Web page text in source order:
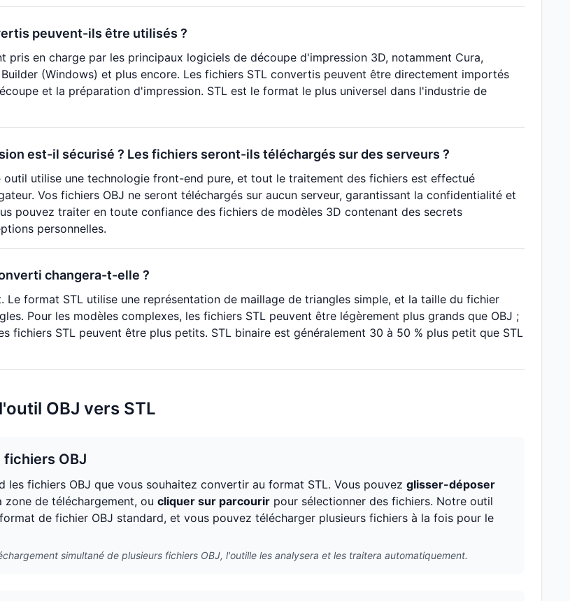
peuvent-ils être utilisés ?
pris en charge par les principaux logiciels de découpe d'impression 3D, notamment Cura,
(Windows) et plus encore. Les fichiers STL convertis peuvent être directement importés
et la préparation d'impression. STL est le format le plus universel dans l'industrie de
est-il sécurisé ? Les fichiers seront-ils téléchargés sur des serveurs ?
outil utilise une technologie front-end pure, et tout le traitement des fichiers est effectué
Vos fichiers OBJ ne seront téléchargés sur aucun serveur, garantissant la confidentialité et
pouvez traiter en toute confiance des fichiers de modèles 3D contenant des secrets
personnelles.
changera-t-elle ?
Le format STL utilise une représentation de maillage de triangles simple, et la taille du fichier
Pour les modèles complexes, les fichiers STL peuvent être légèrement plus grands que OBJ ;
fichiers STL peuvent être plus petits. STL binaire est généralement 30 à 50 % plus petit que STL
OBJ vers STL
OBJ
les fichiers OBJ que vous souhaitez convertir au format STL. Vous pouvez glisser-déposer
zone de téléchargement, ou cliquer sur parcourir pour sélectionner des fichiers. Notre outil
de fichier OBJ standard, et vous pouvez télécharger plusieurs fichiers à la fois pour le
simultané de plusieurs fichiers OBJ, l'outille les analysera et les traitera automatiquement.